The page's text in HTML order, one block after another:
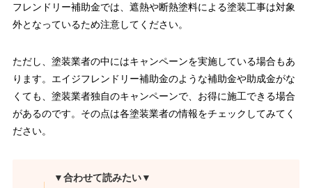
フレンドリー補助金では、遮熱や断熱塗料による塗装工事は対象
外となっているため注意してください。
ただし、塗装業者の中にはキャンペーンを実施している場合もあ
ります。エイジフレンドリー補助金のような補助金や助成金がな
くても、塗装業者独自のキャンペーンで、お得に施工できる場合
があるのです。その点は各塗装業者の情報をチェックしてみてく
ださい。
▼合わせて読みたい▼